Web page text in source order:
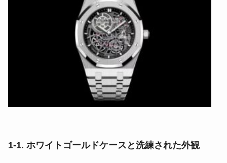
1-1. ホワイトゴールドケースと洗練された外観